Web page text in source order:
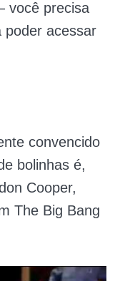
você precisa
poder acessar
convencido
bolinhas é,
Cooper,
The Big Bang